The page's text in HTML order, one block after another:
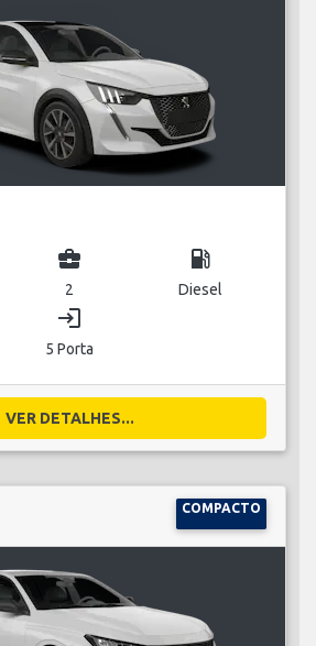
business_center
2
local_gas_station
Diesel
login
5 Porta
VER DETALHES...
COMPACTO